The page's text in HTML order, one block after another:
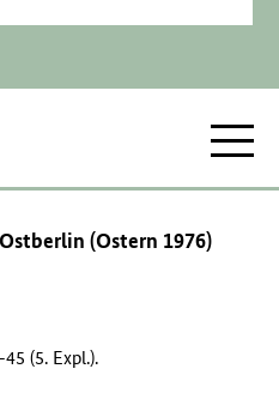
(Ostern 1976)
(5. Expl.).